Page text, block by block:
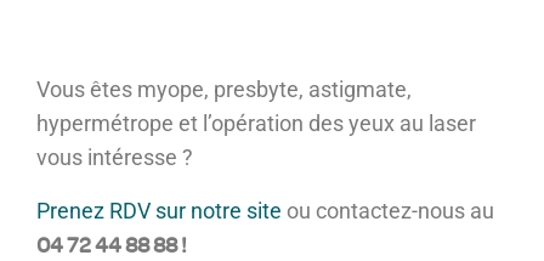
Vous êtes myope, presbyte, astigmate,
hypermétrope et l’opération des yeux au laser
vous intéresse ?
Prenez RDV sur notre site ou contactez-nous au
04 72 44 88 88 !